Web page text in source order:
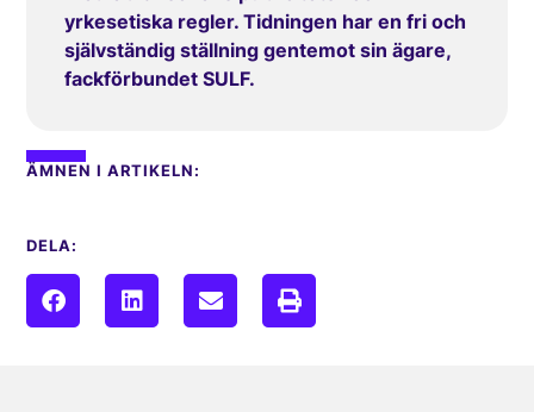
yrkesetiska regler. Tidningen har en fri och
självständig ställning gentemot sin ägare,
fackförbundet SULF.
ÄMNEN I ARTIKELN:
DELA: